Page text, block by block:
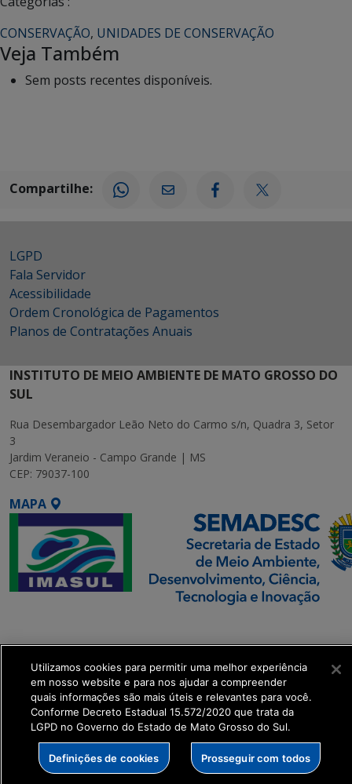
CONSERVAÇÃO, UNIDADES DE CONSERVAÇÃO
Veja Também
Sem posts recentes disponíveis.
Compartilhe:
LGPD
Fala Servidor
Acessibilidade
Ordem Cronológica de Pagamentos
Planos de Contratações Anuais
INSTITUTO DE MEIO AMBIENTE DE MATO GROSSO DO
SUL
Rua Desembargador Leão Neto do Carmo s/n, Quadra 3, Setor
3
Jardim Veraneio - Campo Grande | MS
CEP: 79037-100
MAPA
Executiva de
Transformação Digital
get_footer();
Utilizamos cookies para permitir uma melhor experiência
em nosso website e para nos ajudar a compreender
quais informações são mais úteis e relevantes para você.
Conforme Decreto Estadual 15.572/2020 que trata da
LGPD no Governo do Estado de Mato Grosso do Sul.
Definições de cookies Prosseguir com todos